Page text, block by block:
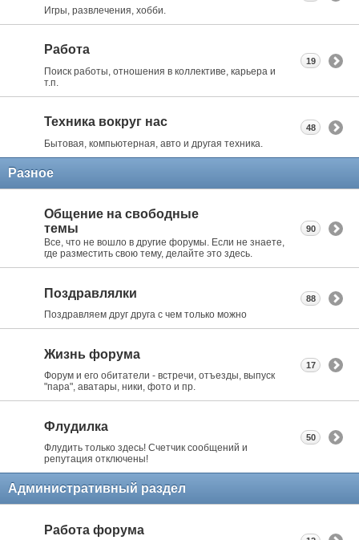
Игры, развлечения, хобби.
Работа
Поиск работы, отношения в коллективе, карьера и
т.п.
19
Техника вокруг нас
Бытовая, компьютерная, авто и другая техника.
48
Разное
Общение на свободные
темы
Все, что не вошло в другие форумы. Если не знаете,
где разместить свою тему, делайте это здесь.
90
Поздравлялки
Поздравляем друг друга с чем только можно
88
Жизнь форума
Форум и его обитатели - встречи, отъезды, выпуск
"пара", аватары, ники, фото и пр.
17
Флудилка
Флудить только здесь! Счетчик сообщений и
репутация отключены!
50
Административный раздел
Работа форума